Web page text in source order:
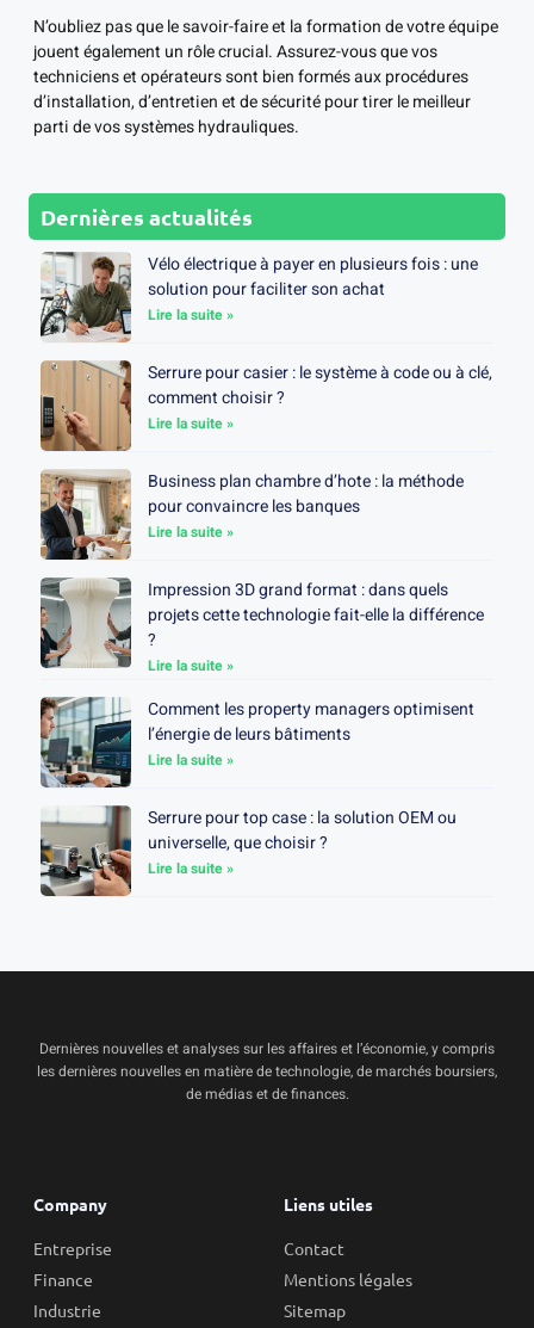
N’oubliez pas que le savoir-faire et la formation de votre équipe
jouent également un rôle crucial. Assurez-vous que vos
techniciens et opérateurs sont bien formés aux procédures
d’installation, d’entretien et de sécurité pour tirer le meilleur
parti de vos systèmes hydrauliques.
Dernières actualités
Vélo électrique à payer en plusieurs fois : une
solution pour faciliter son achat
Lire la suite »
Serrure pour casier : le système à code ou à clé,
comment choisir ?
Lire la suite »
Business plan chambre d’hote : la méthode
pour convaincre les banques
Lire la suite »
Impression 3D grand format : dans quels
projets cette technologie fait-elle la différence
?
Lire la suite »
Comment les property managers optimisent
l’énergie de leurs bâtiments
Lire la suite »
Serrure pour top case : la solution OEM ou
universelle, que choisir ?
Lire la suite »
Dernières nouvelles et analyses sur les affaires et l’économie, y compris
les dernières nouvelles en matière de technologie, de marchés boursiers,
de médias et de finances.
Company
Entreprise
Finance
Industrie
Liens utiles
Contact
Mentions légales
Sitemap